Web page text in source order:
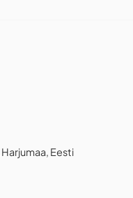
Harjumaa, Eesti